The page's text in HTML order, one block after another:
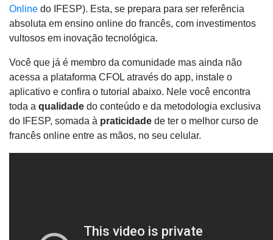
Online do IFESP). Esta, se prepara para ser referência
absoluta em ensino online do francês, com investimentos
vultosos em inovação tecnológica.
Você que já é membro da comunidade mas ainda não
acessa a plataforma CFOL através do app, instale o
aplicativo e confira o tutorial abaixo. Nele você encontra
toda a qualidade do conteúdo e da metodologia exclusiva
do IFESP, somada à praticidade de ter o melhor curso de
francês online entre as mãos, no seu celular.